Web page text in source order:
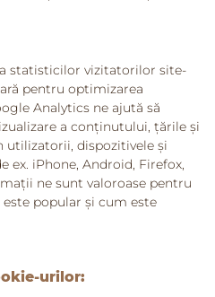
statisticilor vizitatorilor site-
pentru optimizarea
Analytics ne ajută să
a conținutului, țările și
utilizatorii, dispozitivele și
ex. iPhone, Android, Firefox,
ne sunt valoroase pentru
popular și cum este
urilor: